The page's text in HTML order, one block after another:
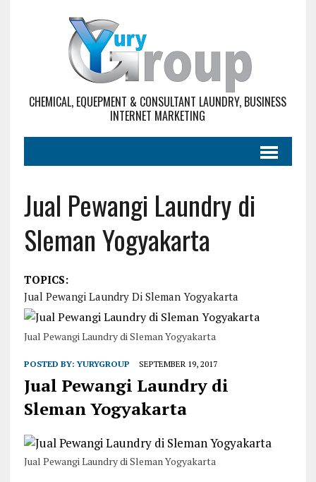
CHEMICAL, EQUEPMENT & CONSULTANT LAUNDRY, BUSINESS
INTERNET MARKETING
Jual Pewangi Laundry di
Sleman Yogyakarta
TOPICS:
Jual Pewangi Laundry Di Sleman Yogyakarta
Jual Pewangi Laundry di Sleman Yogyakarta
POSTED BY:YURYGROUP SEPTEMBER 19, 2017
Jual Pewangi Laundry di
Sleman Yogyakarta
Jual Pewangi Laundry di Sleman Yogyakarta